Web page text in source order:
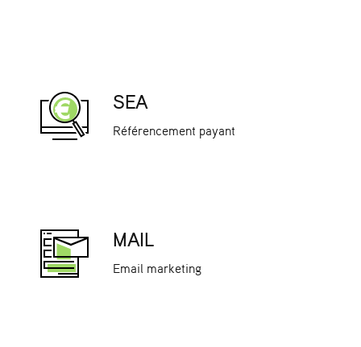
SEA
Référencement payant
MAIL
Email marketing